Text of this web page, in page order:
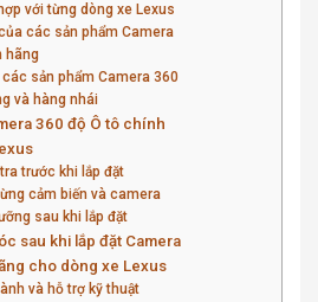
với từng dòng xe Lexus
các sản phẩm Camera
hãng
sản phẩm Camera 360
và hàng nhái
360 độ Ô tô chính
trước khi lắp đặt
cảm biến và camera
sau khi lắp đặt
sau khi lắp đặt Camera
cho dòng xe Lexus
và hỗ trợ kỹ thuật